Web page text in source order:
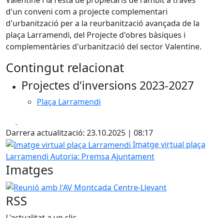
d'un conveni com a projecte complementari
d'urbanització per a la reurbanització avançada de la
plaça Larramendi, del Projecte d'obres bàsiques i
complementàries d'urbanització del sector Valentine.
Contingut relacionat
Projectes d'inversions 2023-2027
Plaça Larramendi
Darrera actualització: 23.10.2025 | 08:17
Imatge virtual plaça Larramendi
Imatge virtual plaça
Larramendi Autoria: Premsa Ajuntament
Imatges
Reunió amb l'AV Montcada Centre-Llevant
RSS